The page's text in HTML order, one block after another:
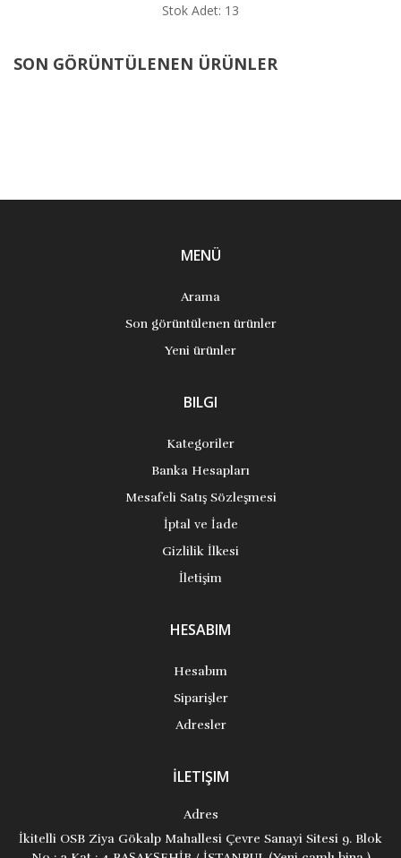
Stok Adet: 13
SON GÖRÜNTÜLENEN ÜRÜNLER
MENÜ
Arama
Son görüntülenen ürünler
Yeni ürünler
BILGI
Kategoriler
Banka Hesapları
Mesafeli Satış Sözleşmesi
İptal ve İade
Gizlilik İlkesi
İletişim
HESABIM
Hesabım
Siparişler
Adresler
İLETIŞIM
Adres
İkitelli OSB Ziya Gökalp Mahallesi Çevre Sanayi Sitesi 9. Blok